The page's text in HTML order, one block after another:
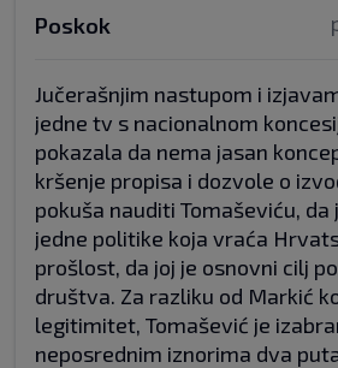
Poskok
Jučerašnjim nastupom i
jedne tv s nacionalnom
pokazala da nema jasan
kršenje propisa i dozvole o
pokuša nauditi Tomaševiću,
jedne politike koja vraća
prošlost, da joj je osnovni cilj
društva. Za razliku od Markić
legitimitet, Tomašević je
neposrednim iznorima dva